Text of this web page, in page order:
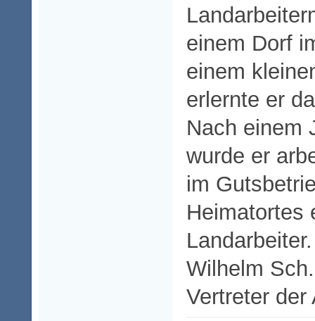
einem Dorf
einem
erlernte er
Nach einem
wurde er
im
Heimatortes
Wilhelm
Vertreter der